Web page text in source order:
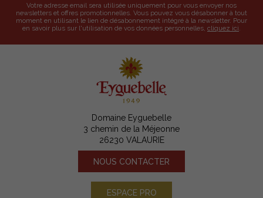
Votre adresse email sera utilisée uniquement pour vous envoyer nos
newsletters et offres promotionnelles. Vous pouvez vous désabonner à tout
moment en utilisant le lien de désabonnement intégré à la newsletter. Pour
en savoir plus sur l'utilisation de vos données personnelles, cliquez ici.
Domaine Eyguebelle
3 chemin de la Méjeonne
26230 VALAURIE
NOUS CONTACTER
ESPACE PRO